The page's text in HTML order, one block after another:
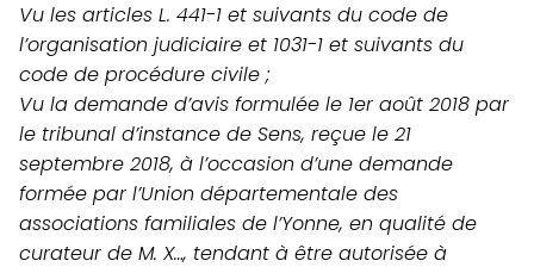
Vu les articles L. 441-1 et suivants du code de
l’organisation judiciaire et 1031-1 et suivants du
code de procédure civile ;
Vu la demande d’avis formulée le 1er août 2018 par
le tribunal d’instance de Sens, reçue le 21
septembre 2018, à l’occasion d’une demande
formée par l’Union départementale des
associations familiales de l’Yonne, en qualité de
curateur de M. X…, tendant à être autorisée à